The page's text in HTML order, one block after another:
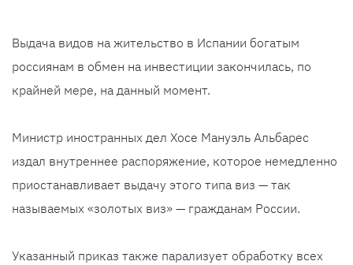
Выдача видов на жительство в Испании богатым
россиянам в обмен на инвестиции закончилась, по
крайней мере, на данный момент.
Министр иностранных дел Хосе Мануэль Альбарес
издал внутреннее распоряжение, которое немедленно
приостанавливает выдачу этого типа виз — так
называемых «золотых виз» — гражданам России.
Указанный приказ также парализует обработку всех